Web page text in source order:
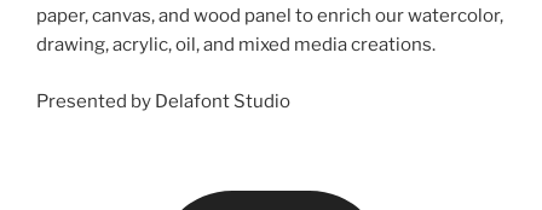
paper, canvas, and wood panel to enrich our watercolor,
drawing, acrylic, oil, and mixed media creations.
Presented by Delafont Studio